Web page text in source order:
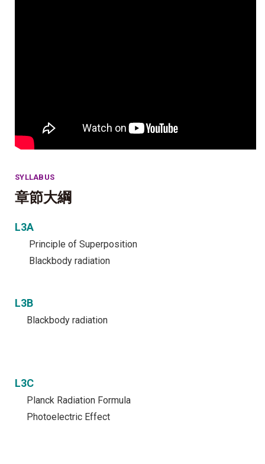
SYLLABUS
章節大綱
L3A
Principle of Superposition
Blackbody radiation
L3B
Blackbody radiation
L3C
Planck Radiation Formula
Photoelectric Effect